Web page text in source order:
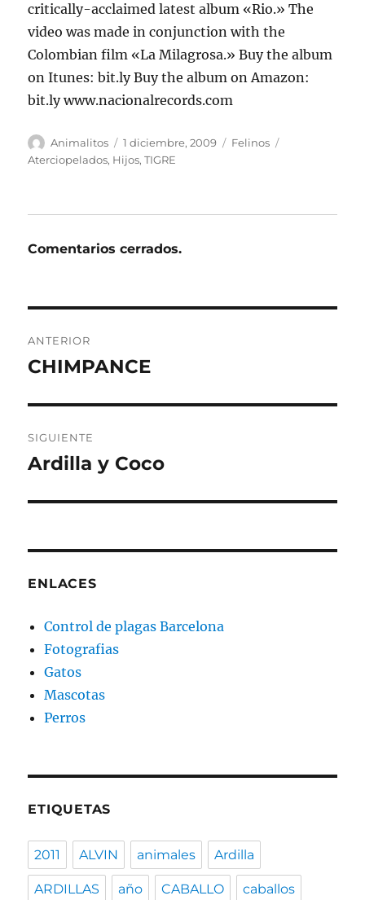
critically-acclaimed latest album «Rio.» The
video was made in conjunction with the
Colombian film «La Milagrosa.» Buy the album
on Itunes: bit.ly Buy the album on Amazon:
bit.ly www.nacionalrecords.com
Autor
Animalitos
Publicado
el
1 diciembre, 2009 Categorías
Felinos
Aterciopelados, Hijos,TIGRE
Comentarios cerrados.
de
ANTERIOR
Entrada
CHIMPANCE
SIGUIENTE
Entrada
Ardilla y Coco
ENLACES
Control de plagas Barcelona
Fotografias
Gatos
Mascotas
Perros
ETIQUETAS
2011 ALVIN animales Ardilla
ARDILLAS año CABALLO caballos